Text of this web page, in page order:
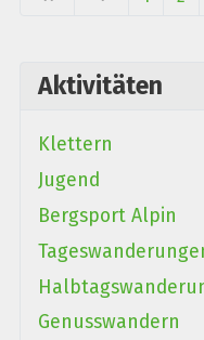
Aktivitäten
Klettern
Jugend
Bergsport Alpin
Genusswandern